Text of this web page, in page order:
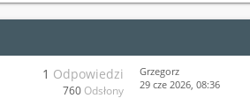
1 Odpowiedzi
760 Odsłony
Grzegorz
29 cze 2026, 08:36